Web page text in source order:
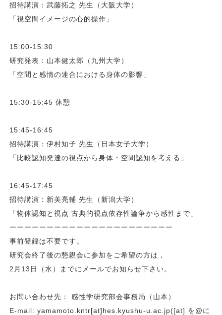
招待講演：武藤拓之 先生（大阪大学）
「視空間イメージの心的操作」
15:00-15:30
研究発表：山本健太郎（九州大学）
「空間と感情の連合における身体の影響」
15:30-15:45 休憩
15:45-16:45
招待講演：伊村知子 先生（日本女子大学）
「比較認知発達の視点から身体・空間認知を考える」
16:45-17:45
招待講演：新美亮輔 先生（新潟大学）
「物体認知と視点 古典的視点依存性論争から感性まで」
ーーーーーーーーーーーーーーーーーーーーーー
事前登録は不要です。
研究会終了後の懇親会に参加をご希望の方は，
2月13日（水）までにメールでお知らせ下さい。
お問い合わせ先： 感性学研究部会事務局（山本）
E-mail: yamamoto.kntr[at]hes.kyushu-u.ac.jp([at] を@に